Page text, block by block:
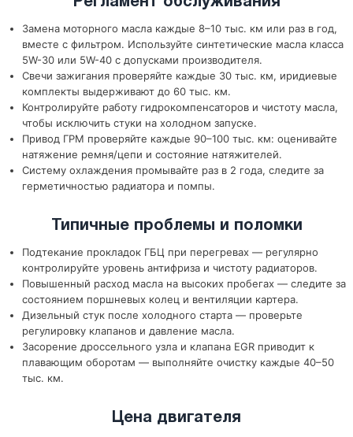
Замена моторного масла каждые 8–10 тыс. км или раз в год,
вместе с фильтром. Используйте синтетические масла класса
5W-30 или 5W-40 с допусками производителя.
Свечи зажигания проверяйте каждые 30 тыс. км, иридиевые
комплекты выдерживают до 60 тыс. км.
Контролируйте работу гидрокомпенсаторов и чистоту масла,
чтобы исключить стуки на холодном запуске.
Привод ГРМ проверяйте каждые 90–100 тыс. км: оценивайте
натяжение ремня/цепи и состояние натяжителей.
Систему охлаждения промывайте раз в 2 года, следите за
герметичностью радиатора и помпы.
Типичные проблемы и поломки
Подтекание прокладок ГБЦ при перегревах — регулярно
контролируйте уровень антифриза и чистоту радиаторов.
Повышенный расход масла на высоких пробегах — следите за
состоянием поршневых колец и вентиляции картера.
Дизельный стук после холодного старта — проверьте
регулировку клапанов и давление масла.
Засорение дроссельного узла и клапана EGR приводит к
плавающим оборотам — выполняйте очистку каждые 40–50
тыс. км.
Цена двигателя